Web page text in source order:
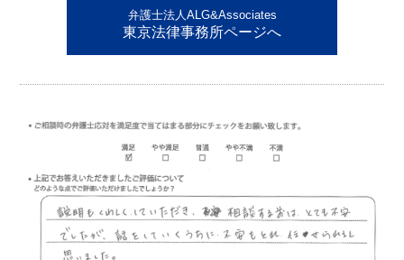
弁護士法人ALG&Associates
東京法律事務所ページへ